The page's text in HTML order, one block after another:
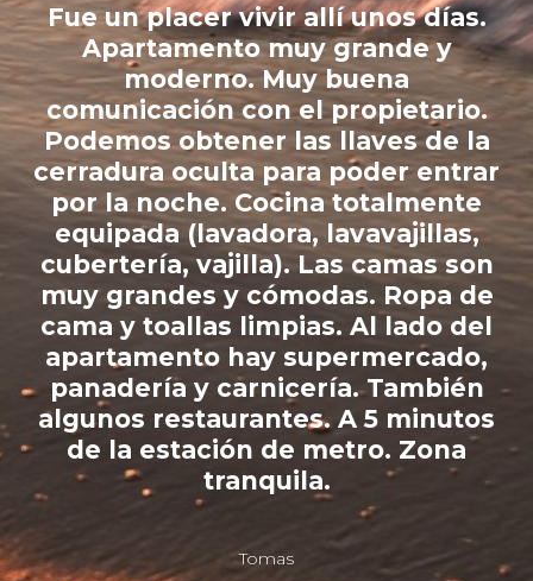
Fue un placer vivir allí unos días.
Apartamento muy grande y
moderno. Muy buena
comunicación con el propietario.
Podemos obtener las llaves de la
cerradura oculta para poder entrar
por la noche. Cocina totalmente
equipada (lavadora, lavavajillas,
cubertería, vajilla). Las camas son
muy grandes y cómodas. Ropa de
cama y toallas limpias. Al lado del
apartamento hay supermercado,
panadería y carnicería. También
algunos restaurantes. A 5 minutos
de la estación de metro. Zona
tranquila.
Tomas